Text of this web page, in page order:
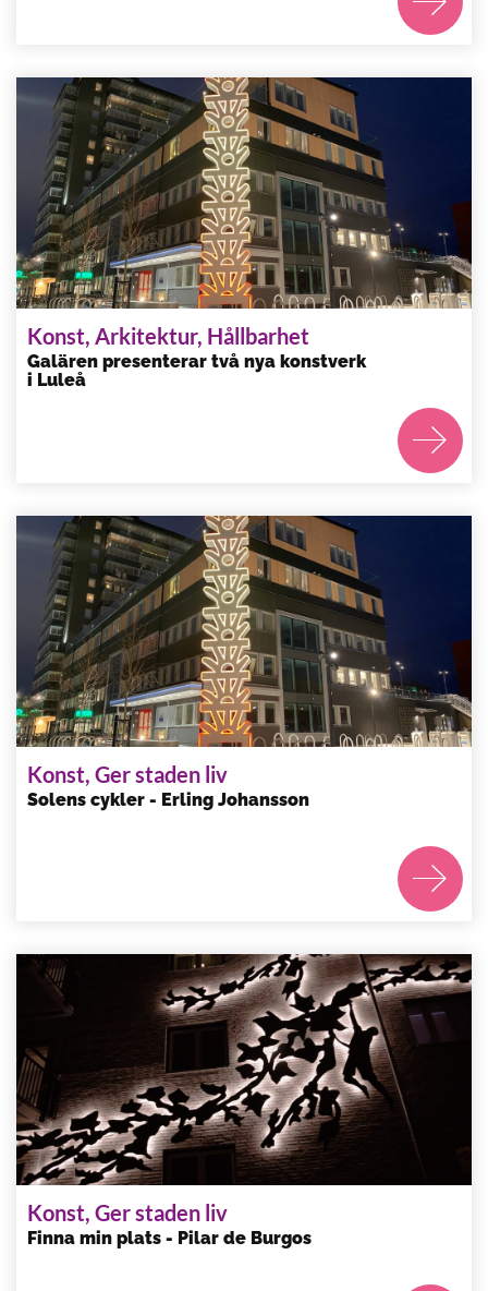
Konst, Arkitektur, Hållbarhet
Galären presenterar två nya konstverk
i Luleå
Konst, Ger staden liv
Solens cykler - Erling Johansson
Konst, Ger staden liv
Finna min plats - Pilar de Burgos